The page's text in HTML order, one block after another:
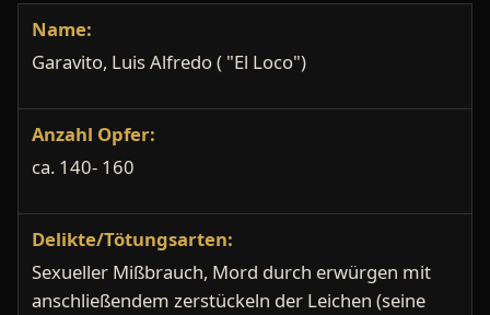
Name:
Garavito, Luis Alfredo ( "El Loco")
Anzahl Opfer:
ca. 140- 160
Delikte/Tötungsarten:
Sexueller Mißbrauch, Mord durch erwürgen mit
anschließendem zerstückeln der Leichen (seine